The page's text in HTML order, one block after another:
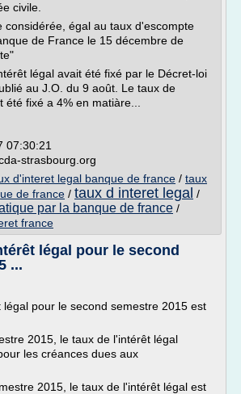
civile.
considérée, égal au taux d'escompte
de France le 15 décembre de
légal avait été fixé par le Décret-loi
au J.O. du 9 août. Le taux de
été fixé a 4% en matiàre...
07:30:21
strasbourg.org
d'interet legal banque de france / taux
de france / taux d interet legal /
par la banque de france /
france
légal pour le second
...
légal pour le second semestre 2015 est
2015, le taux de l'intérêt légal
les créances dues aux
2015, le taux de l'intérêt légal est